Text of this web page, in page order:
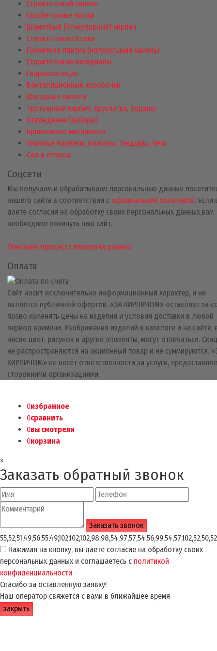
Строительный кирпич
Газобетонные блоки
Шамотный (огнеупорный) кирпич
Строительные блоки
Гранитная плитка (натуральный камень)
Строительные материалы
Гидроизоляция
Вентиляционные коробочки
Фасадные панели
Тротуарный кирпич, брусчатка, бордюр
Ограждение (заборы)
Кровельные материалы
Уличные барбекю, мангалы, тандыры, печи
Сад и огород
Соцсети
Мы получаем и обрабатываем персональные данные
нашего сайта в соответствии с официальной политикой. Если
даете согласия на обработку своих персональных данных,вам
необходимо покинуть наш сайт.
Описание процесса передачи данных.
Оплата
Сайт носит исключительно информационный характер, и не
является публичной офертой. «ЗА КИРПИЧОМ» оставляет за
право изменять цены на изделия и условия доставки в любой
период времени. Изображения изделий в каталоге и на сайте,
числе цвет, рисунок и другие элементы, могут отличаться.
не распространяются на акционный товар и не суммируются.
КИРПИЧОМ» не несёт ответственности за услуги,
сторонними организациями.
0избранное
0сравнить
0вы смотрели
0корзина
×
Заказать обратный звонок
Нажимая на кнопку, вы даете согласие на обработку своих
персональных данных и соглашаетесь с политикой
конфиденциальности
Спасибо за оставленную заявку!
Наш оператор свяжется с вами в ближайшее время
закрыть